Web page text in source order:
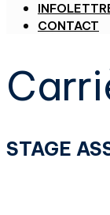
CONTACT
STAGE